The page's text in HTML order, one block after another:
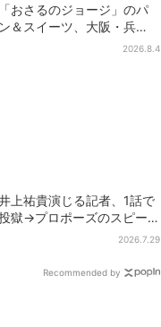
「おさるのジョージ」のパ
ン＆スイーツ、大阪・兵
庫・京都限定で【きょうか
2026.8.4
上祐貴演じる記者、1話で
獄→プロポーズのスピー
ド感に視聴者驚き「横沢さ
2026.7.29
Recommended by